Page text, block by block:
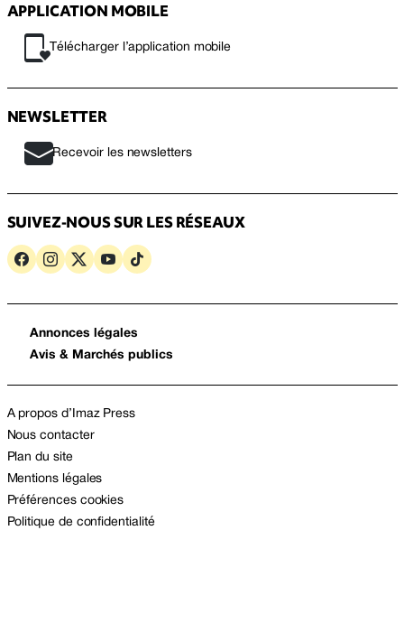
APPLICATION MOBILE
Télécharger l’application mobile
NEWSLETTER
Recevoir les newsletters
SUIVEZ-NOUS SUR LES RÉSEAUX
Annonces légales
Avis & Marchés publics
A propos d’Imaz Press
Nous contacter
Plan du site
Mentions légales
Préférences cookies
Politique de confidentialité